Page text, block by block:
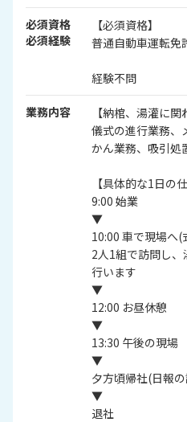
必須資格
必須経験
【必須資格】
普通自動車運転免
経験不問
業務内容
【納棺、湯灌に関
儀式の進行業務、
かん業務、吸引処
【具体的な1日の
9:00 始業
▼
10:00 車で現場へ(
2人1組で訪問し
行います
▼
12:00 お昼休憩
▼
13:30 午後の現場
▼
夕方頃帰社(日報
▼
退社